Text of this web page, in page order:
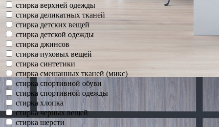
стирка верхней одежды
стирка деликатных тканей
стирка детских вещей
стирка детской одежды
стирка джинсов
стирка пуховых вещей
стирка синтетики
стирка смешанных тканей (микс)
стирка спортивной обуви
стирка спортивной одежды
стирка хлопка
стирка черных вещей
стирка шерсти